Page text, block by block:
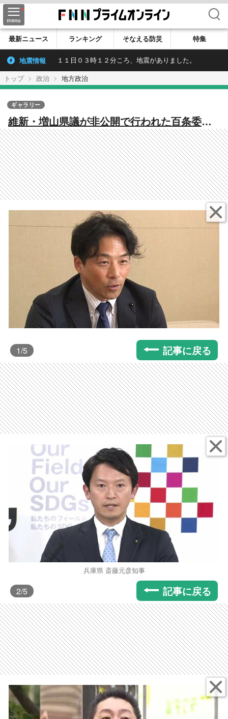
検索
最新ニュース ランキング そなえる防災 特集
地震情報 １１日０３時１２分ころ、地震がありました。
トップ 政治 地方政治
維新・増山県議が非公開で行われた百条委証
人尋問の音声を立花孝志氏に提供「ルールを
破った」として百条委委員は辞任の意向
ギャラリー
1/5 記事に戻る
兵庫県 斎藤元彦知事
2/5 記事に戻る